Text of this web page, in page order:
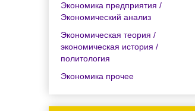
Экономика предприятия /
Экономический анализ
Экономическая теория /
экономическая история /
политология
Экономика прочее